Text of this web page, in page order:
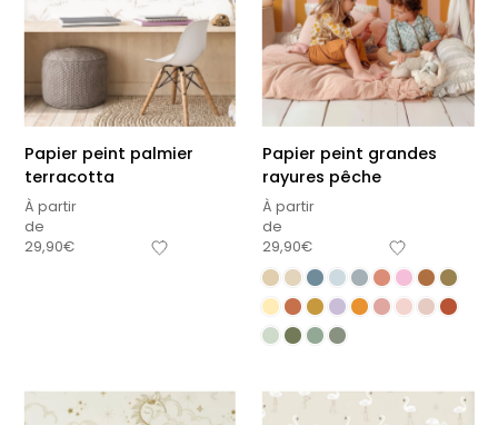
Papier peint palmier
terracotta
À partir
de
29,90€
Papier peint grandes
rayures pêche
À partir
de
29,90€